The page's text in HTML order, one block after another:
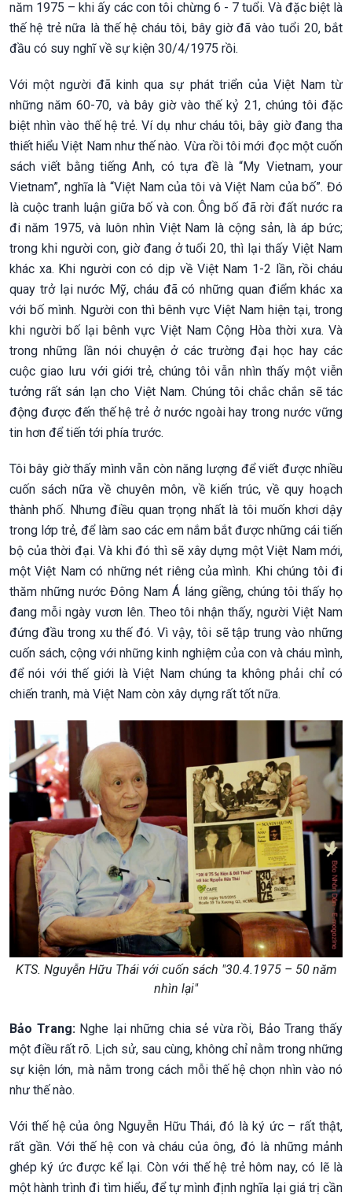
năm 1975 – khi ấy các con tôi chừng 6 - 7 tuổi. Và đặc biệt là
thế hệ trẻ nữa là thế hệ cháu tôi, bây giờ đã vào tuổi 20, bắt
đầu có suy nghĩ về sự kiện 30/4/1975 rồi.
Với một người đã kinh qua sự phát triển của Việt Nam từ
những năm 60-70, và bây giờ vào thế kỷ 21, chúng tôi đặc
biệt nhìn vào thế hệ trẻ. Ví dụ như cháu tôi, bây giờ đang tha
thiết hiểu Việt Nam như thế nào. Vừa rồi tôi mới đọc một cuốn
sách viết bằng tiếng Anh, có tựa đề là “My Vietnam, your
Vietnam”, nghĩa là “Việt Nam của tôi và Việt Nam của bố”. Đó
là cuộc tranh luận giữa bố và con. Ông bố đã rời đất nước ra
đi năm 1975, và luôn nhìn Việt Nam là cộng sản, là áp bức;
trong khi người con, giờ đang ở tuổi 20, thì lại thấy Việt Nam
khác xa. Khi người con có dịp về Việt Nam 1-2 lần, rồi cháu
quay trở lại nước Mỹ, cháu đã có những quan điểm khác xa
với bố mình. Người con thì bênh vực Việt Nam hiện tại, trong
khi người bố lại bênh vực Việt Nam Cộng Hòa thời xưa. Và
trong những lần nói chuyện ở các trường đại học hay các
cuộc giao lưu với giới trẻ, chúng tôi vẫn nhìn thấy một viễn
tưởng rất sán lạn cho Việt Nam. Chúng tôi chắc chắn sẽ tác
động được đến thế hệ trẻ ở nước ngoài hay trong nước vững
tin hơn để tiến tới phía trước.
Tôi bây giờ thấy mình vẫn còn năng lượng để viết được nhiều
cuốn sách nữa về chuyên môn, về kiến trúc, về quy hoạch
thành phố. Nhưng điều quan trọng nhất là tôi muốn khơi dậy
trong lớp trẻ, để làm sao các em nắm bắt được những cái tiến
bộ của thời đại. Và khi đó thì sẽ xây dựng một Việt Nam mới,
một Việt Nam có những nét riêng của mình. Khi chúng tôi đi
thăm những nước Đông Nam Á láng giềng, chúng tôi thấy họ
đang mỗi ngày vươn lên. Theo tôi nhận thấy, người Việt Nam
đứng đầu trong xu thế đó. Vì vậy, tôi sẽ tập trung vào những
cuốn sách, cộng với những kinh nghiệm của con và cháu mình,
để nói với thế giới là Việt Nam chúng ta không phải chỉ có
chiến tranh, mà Việt Nam còn xây dựng rất tốt nữa.
KTS. Nguyễn Hữu Thái với cuốn sách "30.4.1975 – 50 năm
nhìn lại"
Bảo Trang:Nghe lại những chia sẻ vừa rồi, Bảo Trang thấy
một điều rất rõ. Lịch sử, sau cùng, không chỉ nằm trong những
sự kiện lớn, mà nằm trong cách mỗi thế hệ chọn nhìn vào nó
như thế nào.
Với thế hệ của ông Nguyễn Hữu Thái, đó là ký ức – rất thật,
rất gần. Với thế hệ con và cháu của ông, đó là những mảnh
ghép ký ức được kể lại. Còn với thế hệ trẻ hôm nay, có lẽ là
một hành trình đi tìm hiểu, để tự mình định nghĩa lại giá trị cần